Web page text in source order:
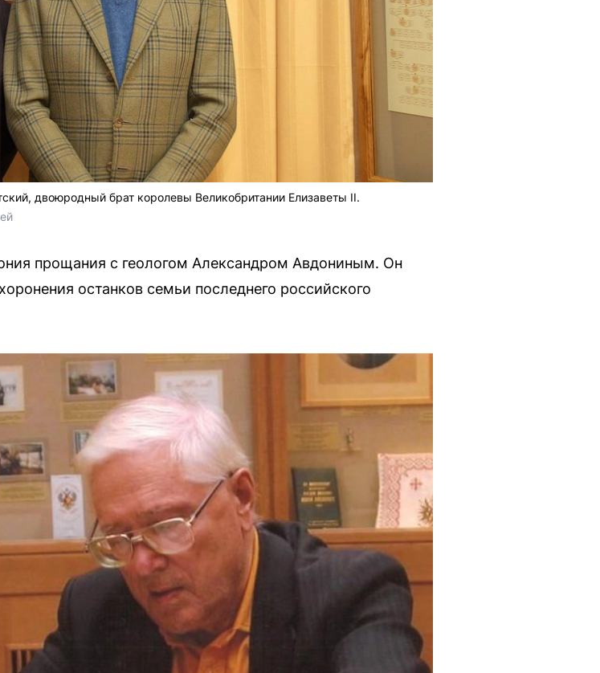
двоюродный брат королевы Великобритании Елизаветы II.
прощания с геологом Александром Авдониным. Он
останков семьи последнего российского